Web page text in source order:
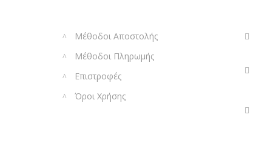
Μέθοδοι Αποστολής
Μέθοδοι Πληρωμής
Επιστροφές
Όροι Χρήσης